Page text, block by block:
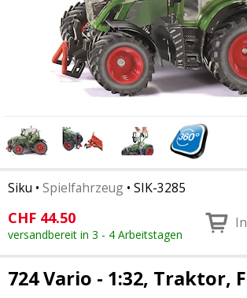
Siku • Spielfahrzeug • SIK-3285
CHF 44.50
versandbereit in 3 - 4 Arbeitstagen
724 Vario - 1:32, Traktor,